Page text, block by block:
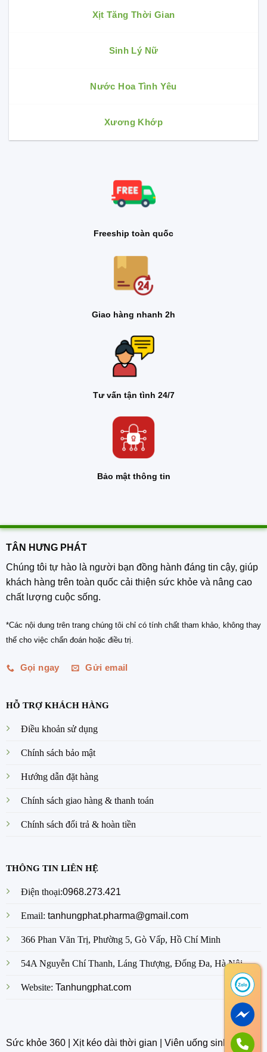
Xịt Tăng Thời Gian
Sinh Lý Nữ
Nước Hoa Tình Yêu
Xương Khớp
Freeship toàn quốc
Giao hàng nhanh 2h
Tư vấn tận tình 24/7
Bảo mật thông tin
TÂN HƯNG PHÁT
Chúng tôi tự hào là người bạn đồng hành đáng tin cậy, giúp
khách hàng trên toàn quốc cải thiện sức khỏe và nâng cao
chất lượng cuộc sống.
*Các nội dung trên trang chúng tôi chỉ có tính chất tham khảo, không thay
thế cho việc chẩn đoán hoặc điều trị.
Gọi ngay Gửi email
HỖ TRỢ KHÁCH HÀNG
Điều khoản sử dụng
Chính sách bảo mật
Hướng dẫn đặt hàng
Chính sách giao hàng & thanh toán
Chính sách đổi trả & hoàn tiền
THÔNG TIN LIÊN HỆ
Điện thoại:0968.273.421
Email: tanhungphat.pharma@gmail.com
366 Phan Văn Trị, Phường 5, Gò Vấp, Hồ Chí Minh
54A Nguyễn Chí Thanh, Láng Thượng, Đống Đa, Hà Nội
Website: Tanhungphat.com
Sức khỏe 360| Xịt kéo dài thời gian Viên uống sinh lý nam